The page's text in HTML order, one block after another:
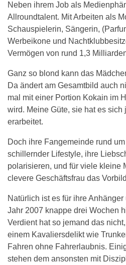
Neben ihrem Job als
Allroundtalent. Mit Arbeiten als
Schauspielerin, Sängerin,
Werbeikone und
Vermögen von rund 1,3
Ganz so blond kann das
Da ändert am Gesamtbild auch
mal mit einer Portion Kokain im
wird. Meine Güte, sie hat es
erarbeitet.
Doch ihre Fangemeinde rund
schillernder Lifestyle, ihre
polarisieren, und für viele kleine
clevere Geschäftsfrau das
Natürlich ist es für ihre
Jahr 2007 knappe drei Wochen
Verdient hat so jemand das
einem Kavaliersdelikt wie
Fahren ohne Fahrerlaubnis.
stehen dem ansonsten mit